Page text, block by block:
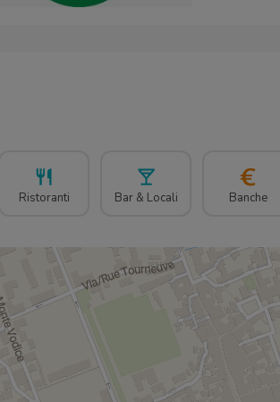
Ristoranti Bar & Locali Banche